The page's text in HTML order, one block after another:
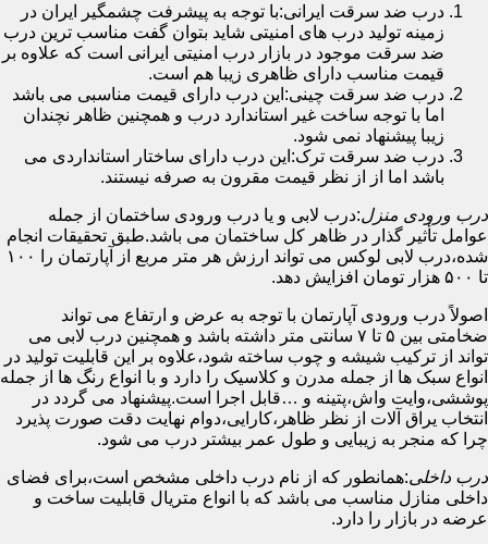
درب ضد سرقت ایرانی:با توجه به پیشرفت چشمگیر ایران در
زمینه تولید درب های امنیتی شاید بتوان گفت مناسب ترین درب
ضد سرقت موجود در بازار درب امنیتی ایرانی است که علاوه بر
قیمت مناسب دارای ظاهری زیبا هم است.
درب ضد سرقت چینی:این درب دارای قیمت مناسبی می باشد
اما با توجه ساخت غیر استاندارد درب و همچنین ظاهر نچندان
زیبا پیشنهاد نمی شود.
درب ضد سرقت ترک:این درب دارای ساختار استانداردی می
باشد اما از از نظر قیمت مقرون به صرفه نیستند.
درب ورودی منزل:درب لابی و یا درب ورودی ساختمان از جمله
عوامل تأثیر گذار در ظاهر کل ساختمان می باشد.طبق تحقیقات انجام
شده،درب لابی لوکس می تواند ارزش هر متر مربع از آپارتمان را ۱۰۰
تا ۵۰۰ هزار تومان افزایش دهد.
اصولاً درب ورودی آپارتمان با توجه به عرض و ارتفاع می تواند
ضخامتی بین ۵ تا ۷ سانتی متر داشته باشد و همچنین درب لابی می
تواند از ترکیب شیشه و چوب ساخته شود،علاوه بر این قابلیت تولید در
انواع سبک ها از جمله مدرن و کلاسیک را دارد و با انواع رنگ ها از جمله
پوششی،وایت واش،پتینه و …قابل اجرا است.پیشنهاد می گردد در
انتخاب یراق آلات از نظر ظاهر،کارایی،دوام نهایت دقت صورت پذیرد
چرا که منجر به زیبایی و طول عمر بیشتر درب می شود.
درب داخلی:همانطور که از نام درب داخلی مشخص است،برای فضای
داخلی منازل مناسب می باشد که با انواع متریال قابلیت ساخت و
عرضه در بازار را دارد.